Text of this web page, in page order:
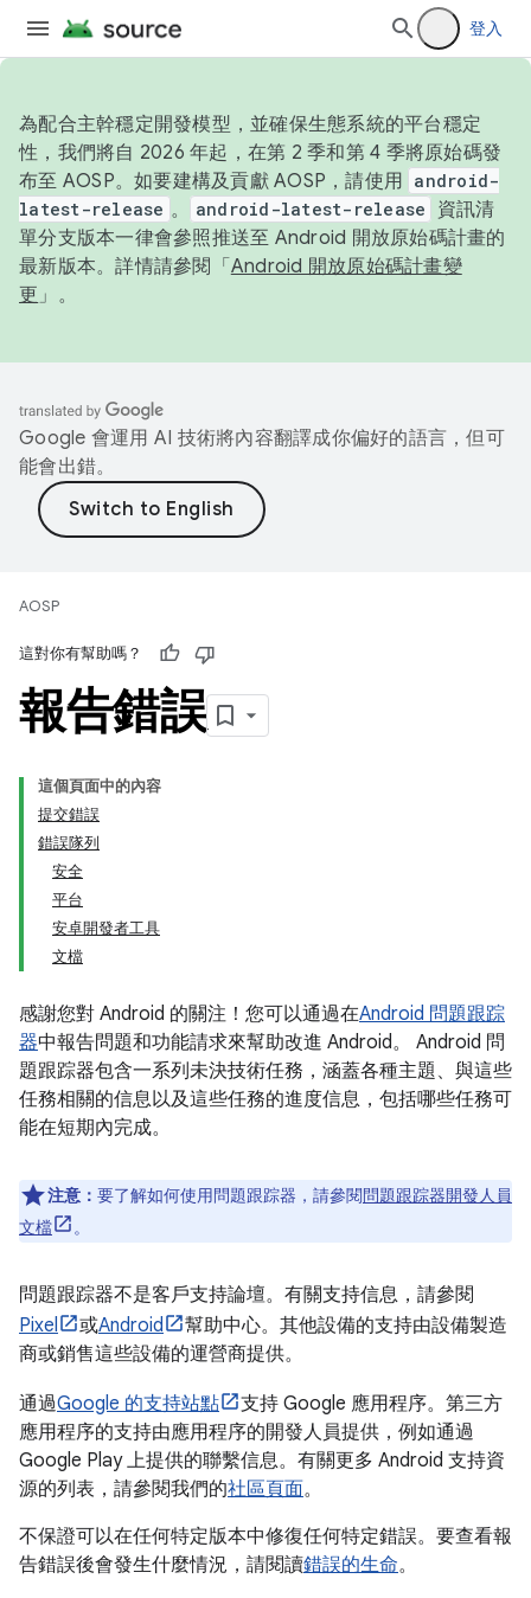
登入
為配合主幹穩定開發模型，並確保生態系統的平台穩定
性，我們將自 2026 年起，在第 2 季和第 4 季將原始碼發
布至 AOSP。如要建構及貢獻 AOSP，請使用 android-
latest-release 。 android-latest-release
資訊清
單分支版本一律會參照推送至 Android 開放原始碼計畫的
最新版本。詳情請參閱「 Android 開放原始碼計畫變
更 」。
Google 會運用 AI 技術將內容翻譯成你偏好的語言，但可
能會出錯。
AOSP
這對你有幫助嗎？
報告錯誤
這個頁面中的內容
提交錯誤
錯誤隊列
安全
平台
安卓開發者工具
文檔
感謝您對 Android 的關注！您可以通過在Android 問題跟踪
器中報告問題和功能請求來幫助改進 Android。 Android 問
題跟踪器包含一系列未決技術任務，涵蓋各種主題、與這些
任務相關的信息以及這些任務的進度信息，包括哪些任務可
能在短期內完成。
注意： 要了解如何使用問題跟踪器，請參閱問題跟踪器開發人員
文檔
。
問題跟踪器不是客戶支持論壇。有關支持信息，請參閱
Pixel
或Android
幫助中心。其他設備的支持由設備製造
商或銷售這些設備的運營商提供。
通過Google 的支持站點
支持 Google 應用程序。第三方
應用程序的支持由應用程序的開發人員提供，例如通過
Google Play 上提供的聯繫信息。有關更多 Android 支持資
源的列表，請參閱我們的社區頁面。
不保證可以在任何特定版本中修復任何特定錯誤。要查看報
告錯誤後會發生什麼情況，請閱讀錯誤的生命。